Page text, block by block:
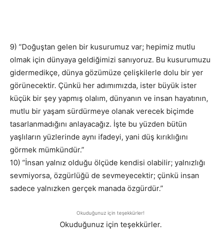
9) “Doğuştan gelen bir kusurumuz var; hepimiz mutlu
olmak için dünyaya geldiğimizi sanıyoruz. Bu kusurumuzu
gidermedikçe, dünya gözümüze çelişkilerle dolu bir yer
görünecektir. Çünkü her adımımızda, ister büyük ister
küçük bir şey yapmış olalım, dünyanın ve insan hayatının,
mutlu bir yaşam sürdürmeye olanak verecek biçimde
tasarlanmadığını anlayacağız. İşte bu yüzden bütün
yaşlıların yüzlerinde aynı ifadeyi, yani düş kırıklığını
görmek mümkündür.”
10) “İnsan yalnız olduğu ölçüde kendisi olabilir; yalnızlığı
sevmiyorsa, özgürlüğü de sevmeyecektir; çünkü insan
sadece yalnızken gerçek manada özgürdür.”
Okuduğunuz için teşekkürler!
Okuduğunuz için teşekkürler.